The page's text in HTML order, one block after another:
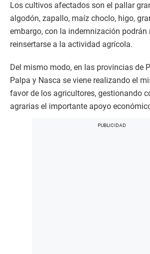
Los cultivos afectados son el pallar
algodón, zapallo, maíz choclo, higo,
embargo, con la indemnización podrán
reinsertarse a la actividad agrícola.
Del mismo modo, en las provincias de
Palpa y Nasca se viene realizando el
favor de los agricultores, gestionando
agrarias el importante apoyo